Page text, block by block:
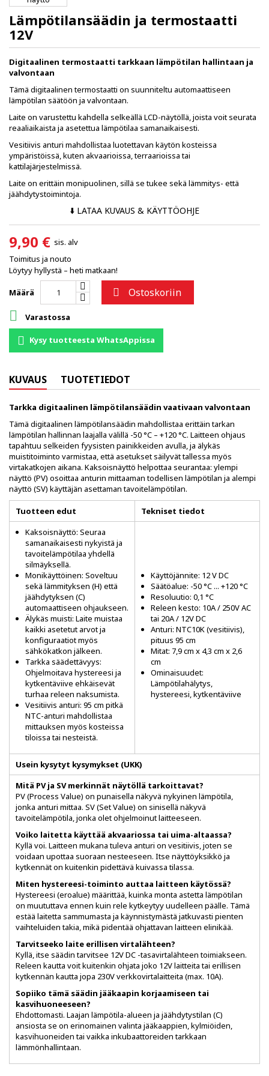
Lämpötilansäädin ja termostaatti
12V
Digitaalinen termostaatti tarkkaan lämpötilan hallintaan ja
valvontaan
Tämä digitaalinen termostaatti on suunniteltu automaattiseen
lämpötilan säätöön ja valvontaan.
Laite on varustettu kahdella selkeällä LCD-näytöllä, joista voit seurata
reaaliaikaista ja asetettua lämpötilaa samanaikaisesti.
Vesitiivis anturi mahdollistaa luotettavan käytön kosteissa
ympäristöissä, kuten akvaarioissa, terraarioissa tai
kattilajärjestelmissä.
Laite on erittäin monipuolinen, sillä se tukee sekä lämmitys- että
jäähdytystoimintoja.
⬇️ LATAA KUVAUS & KÄYTTÖOHJE
9,90 € sis. alv
Toimitus ja nouto
Löytyy hyllystä – heti matkaan!
Määrä  Ostoskoriin
 Varastossa
Kysy tuotteesta WhatsAppissa
KUVAUS TUOTETIEDOT
Tarkka digitaalinen lämpötilansäädin vaativaan valvontaan
Tämä digitaalinen lämpötilansäädin mahdollistaa erittäin tarkan
lämpötilan hallinnan laajalla välillä -50 °C – +120 °C. Laitteen ohjaus
tapahtuu selkeiden fyysisten painikkeiden avulla, ja älykäs
muistitoiminto varmistaa, että asetukset säilyvät tallessa myös
virtakatkojen aikana. Kaksoisnäyttö helpottaa seurantaa: ylempi
näyttö (PV) osoittaa anturin mittaaman todellisen lämpötilan ja alempi
näyttö (SV) käyttäjän asettaman tavoitelämpötilan.
Tuotteen edut
Tekniset tiedot
Kaksoisnäyttö: Seuraa
samanaikaisesti nykyistä ja
tavoitelämpötilaa yhdellä
silmäyksellä.
Monikäyttöinen: Soveltuu
sekä lämmityksen (H) että
jäähdytyksen (C)
automaattiseen ohjaukseen.
Älykäs muisti: Laite muistaa
kaikki asetetut arvot ja
konfiguraatiot myös
sähkökatkon jälkeen.
Tarkka säädettävyys:
Ohjelmoitava hystereesi ja
kytkentäviive ehkäisevät
turhaa releen naksumista.
Vesitiivis anturi: 95 cm pitkä
NTC-anturi mahdollistaa
mittauksen myös kosteissa
tiloissa tai nesteistä.
Käyttöjännite: 12 V DC
Säätöalue: -50 °C ... +120 °C
Resoluutio: 0,1 °C
Releen kesto: 10A / 250V AC
tai 20A / 12V DC
Anturi: NTC10K (vesitiivis),
pituus 95 cm
Mitat: 7,9 cm x 4,3 cm x 2,6
cm
Ominaisuudet:
Lämpötilahälytys,
hystereesi, kytkentäviive
Usein kysytyt kysymykset (UKK)
Mitä PV ja SV merkinnät näytöllä tarkoittavat?
PV (Process Value) on punaisella näkyvä nykyinen lämpötila,
jonka anturi mittaa. SV (Set Value) on sinisellä näkyvä
tavoitelämpötila, jonka olet ohjelmoinut laitteeseen.
Voiko laitetta käyttää akvaariossa tai uima-altaassa?
Kyllä voi. Laitteen mukana tuleva anturi on vesitiivis, joten se
voidaan upottaa suoraan nesteeseen. Itse näyttöyksikkö ja
kytkennät on kuitenkin pidettävä kuivassa tilassa.
Miten hystereesi-toiminto auttaa laitteen käytössä?
Hystereesi (eroalue) määrittää, kuinka monta astetta lämpötilan
on muututtava ennen kuin rele kytkeytyy uudelleen päälle. Tämä
estää laitetta sammumasta ja käynnistymästä jatkuvasti pienten
vaihteluiden takia, mikä pidentää ohjattavan laitteen elinikää.
Tarvitseeko laite erillisen virtalähteen?
Kyllä, itse säädin tarvitsee 12V DC -tasavirtalähteen toimiakseen.
Releen kautta voit kuitenkin ohjata joko 12V laitteita tai erillisen
kytkennän kautta jopa 230V verkkovirtalaitteita (max. 10A).
Sopiiko tämä säädin jääkaapin korjaamiseen tai
kasvihuoneeseen?
Ehdottomasti. Laajan lämpötila-alueen ja jäähdytystilan (C)
ansiosta se on erinomainen valinta jääkaappien, kylmiöiden,
kasvihuoneiden tai vaikka inkubaattoreiden tarkkaan
lämmönhallintaan.